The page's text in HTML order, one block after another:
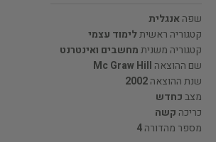
שפהאנגלית
קטגוריה ראשיתלימוד עצמי
קטגוריה משניתמחשבים ואינטרנט
שם ההוצאה Mc Graw Hill
שנת ההוצאה2002
מצבכחדש
כריכה קשה
מספר מהדורה4